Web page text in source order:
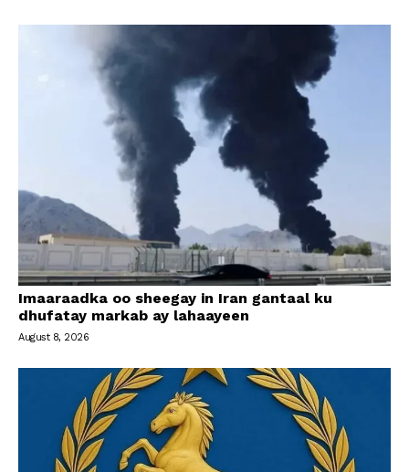
Imaaraadka oo sheegay in Iran gantaal ku
dhufatay markab ay lahaayeen
August 8, 2026